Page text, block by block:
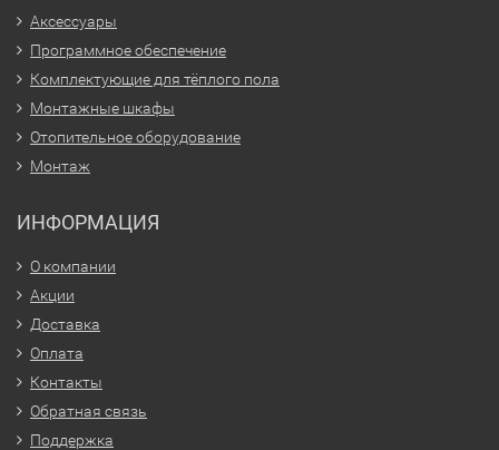
Аксессуары
Программное обеспечение
Комплектующие для тёплого пола
Монтажные шкафы
Отопительное оборудование
Монтаж
ИНФОРМАЦИЯ
О компании
Акции
Доставка
Оплата
Контакты
Обратная связь
Поддержка